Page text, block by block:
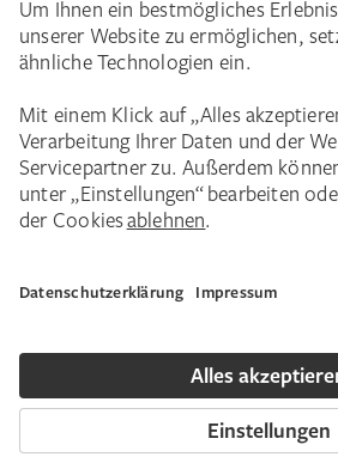
Das Städel
Spenden
Schenkungen & Nachlass
Corporate Events
Städelverein
Karriere
Städel
Datenschutz
HausordnungKontakt
Copyright © 2026 Städel Museum. Alle